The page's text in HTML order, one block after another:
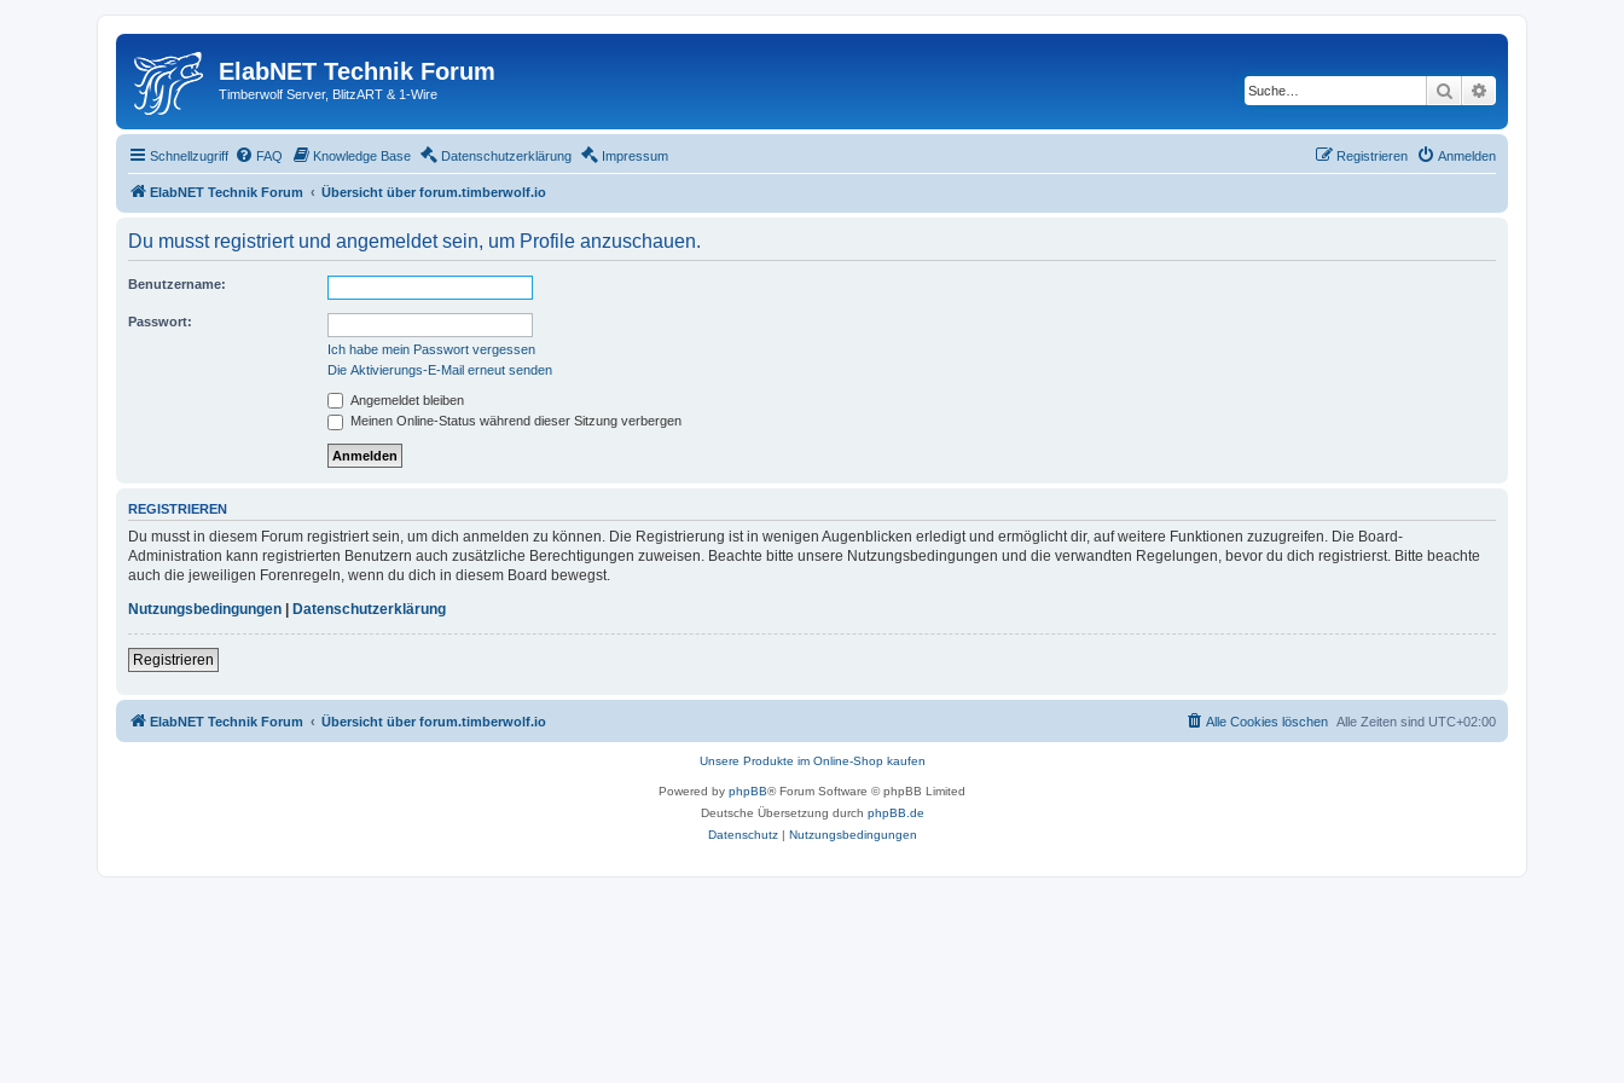
ElabNET Technik Forum
Timberwolf Server, BlitzART & 1-Wire Suche
Schnellzugriff FAQ Knowledge Base Datenschutzerklärung Impressum Anmelden
Registrieren
ElabNET Technik Forum Übersicht über forum.timberwolf.io
Du musst registriert und angemeldet sein, um Profile anzuschauen.
Benutzername:
Passwort:
Ich habe mein Passwort vergessen
Die Aktivierungs-E-Mail erneut senden
Angemeldet bleiben
Meinen Online-Status während dieser Sitzung verbergen
REGISTRIEREN
Du musst in diesem Forum registriert sein, um dich anmelden zu können. Die Registrierung ist in wenigen Augenblicken erledigt und ermöglicht dir, auf weitere Funktionen zuzugreifen. Die Board-
Administration kann registrierten Benutzern auch zusätzliche Berechtigungen zuweisen. Beachte bitte unsere Nutzungsbedingungen und die verwandten Regelungen, bevor du dich registrierst. Bitte beachte
auch die jeweiligen Forenregeln, wenn du dich in diesem Board bewegst.
Nutzungsbedingungen
Datenschutzerklärung
Registrieren
ElabNET Technik Forum Übersicht über forum.timberwolf.io Alle Zeiten sind UTC+02:00
Alle Cookies löschen
Unsere Produkte im Online-Shop kaufen
Powered by phpBB® Forum Software © phpBB Limited
Deutsche Übersetzung durch phpBB.de
Datenschutz| Nutzungsbedingungen